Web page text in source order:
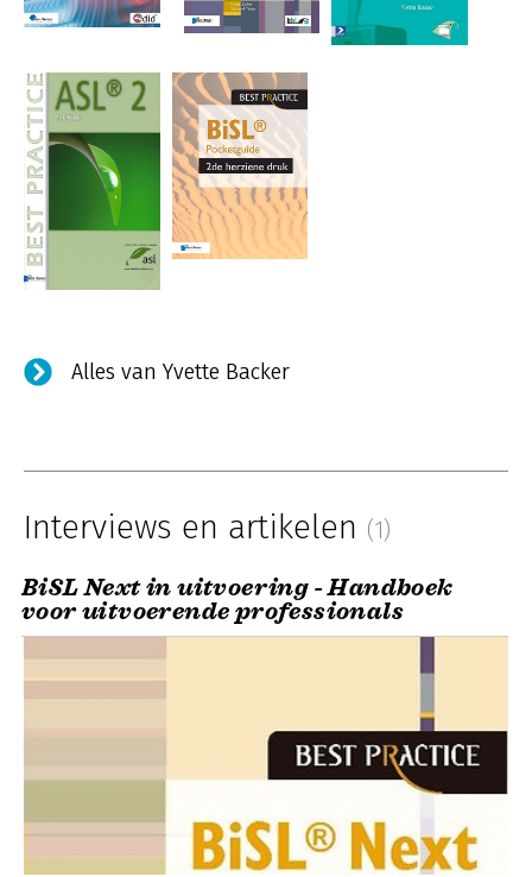
Alles van Yvette Backer
Interviews en artikelen (1)
BiSL Next in uitvoering - Handboek
voor uitvoerende professionals